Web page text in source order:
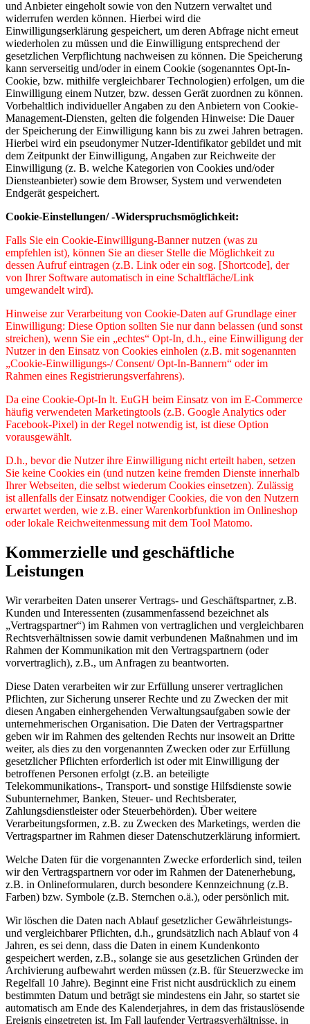
und Anbieter eingeholt sowie von den Nutzern verwaltet und
widerrufen werden können. Hierbei wird die
Einwilligungserklärung gespeichert, um deren Abfrage nicht erneut
wiederholen zu müssen und die Einwilligung entsprechend der
gesetzlichen Verpflichtung nachweisen zu können. Die Speicherung
kann serverseitig und/oder in einem Cookie (sogenanntes Opt-In-
Cookie, bzw. mithilfe vergleichbarer Technologien) erfolgen, um die
Einwilligung einem Nutzer, bzw. dessen Gerät zuordnen zu können.
Vorbehaltlich individueller Angaben zu den Anbietern von Cookie-
Management-Diensten, gelten die folgenden Hinweise: Die Dauer
der Speicherung der Einwilligung kann bis zu zwei Jahren betragen.
Hierbei wird ein pseudonymer Nutzer-Identifikator gebildet und mit
dem Zeitpunkt der Einwilligung, Angaben zur Reichweite der
Einwilligung (z. B. welche Kategorien von Cookies und/oder
Diensteanbieter) sowie dem Browser, System und verwendeten
Endgerät gespeichert.
Cookie-Einstellungen/ -Widerspruchsmöglichkeit:
Falls Sie ein Cookie-Einwilligung-Banner nutzen (was zu
empfehlen ist), können Sie an dieser Stelle die Möglichkeit zu
dessen Aufruf eintragen (z.B. Link oder ein sog. [Shortcode], der
von Ihrer Software automatisch in eine Schaltfläche/Link
umgewandelt wird).
Hinweise zur Verarbeitung von Cookie-Daten auf Grundlage einer
Einwilligung: Diese Option sollten Sie nur dann belassen (und sonst
streichen), wenn Sie ein „echtes“ Opt-In, d.h., eine Einwilligung der
Nutzer in den Einsatz von Cookies einholen (z.B. mit sogenannten
„Cookie-Einwilligungs-/ Consent/ Opt-In-Bannern“ oder im
Rahmen eines Registrierungsverfahrens).
Da eine Cookie-Opt-In lt. EuGH beim Einsatz von im E-Commerce
häufig verwendeten Marketingtools (z.B. Google Analytics oder
Facebook-Pixel) in der Regel notwendig ist, ist diese Option
vorausgewählt.
D.h., bevor die Nutzer ihre Einwilligung nicht erteilt haben, setzen
Sie keine Cookies ein (und nutzen keine fremden Dienste innerhalb
Ihrer Webseiten, die selbst wiederum Cookies einsetzen). Zulässig
ist allenfalls der Einsatz notwendiger Cookies, die von den Nutzern
erwartet werden, wie z.B. einer Warenkorbfunktion im Onlineshop
oder lokale Reichweitenmessung mit dem Tool Matomo.
Kommerzielle und geschäftliche
Leistungen
Wir verarbeiten Daten unserer Vertrags- und Geschäftspartner, z.B.
Kunden und Interessenten (zusammenfassend bezeichnet als
„Vertragspartner“) im Rahmen von vertraglichen und vergleichbaren
Rechtsverhältnissen sowie damit verbundenen Maßnahmen und im
Rahmen der Kommunikation mit den Vertragspartnern (oder
vorvertraglich), z.B., um Anfragen zu beantworten.
Diese Daten verarbeiten wir zur Erfüllung unserer vertraglichen
Pflichten, zur Sicherung unserer Rechte und zu Zwecken der mit
diesen Angaben einhergehenden Verwaltungsaufgaben sowie der
unternehmerischen Organisation. Die Daten der Vertragspartner
geben wir im Rahmen des geltenden Rechts nur insoweit an Dritte
weiter, als dies zu den vorgenannten Zwecken oder zur Erfüllung
gesetzlicher Pflichten erforderlich ist oder mit Einwilligung der
betroffenen Personen erfolgt (z.B. an beteiligte
Telekommunikations-, Transport- und sonstige Hilfsdienste sowie
Subunternehmer, Banken, Steuer- und Rechtsberater,
Zahlungsdienstleister oder Steuerbehörden). Über weitere
Verarbeitungsformen, z.B. zu Zwecken des Marketings, werden die
Vertragspartner im Rahmen dieser Datenschutzerklärung informiert.
Welche Daten für die vorgenannten Zwecke erforderlich sind, teilen
wir den Vertragspartnern vor oder im Rahmen der Datenerhebung,
z.B. in Onlineformularen, durch besondere Kennzeichnung (z.B.
Farben) bzw. Symbole (z.B. Sternchen o.ä.), oder persönlich mit.
Wir löschen die Daten nach Ablauf gesetzlicher Gewährleistungs-
und vergleichbarer Pflichten, d.h., grundsätzlich nach Ablauf von 4
Jahren, es sei denn, dass die Daten in einem Kundenkonto
gespeichert werden, z.B., solange sie aus gesetzlichen Gründen der
Archivierung aufbewahrt werden müssen (z.B. für Steuerzwecke im
Regelfall 10 Jahre). Beginnt eine Frist nicht ausdrücklich zu einem
bestimmten Datum und beträgt sie mindestens ein Jahr, so startet sie
automatisch am Ende des Kalenderjahres, in dem das fristauslösende
Ereignis eingetreten ist. Im Fall laufender Vertragsverhältnisse, in